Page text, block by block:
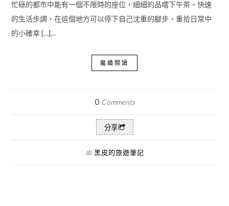
忙碌的都市中能有一個不限時的座位，細細的品嚐下午茶。快速
的生活步調，在這個地方可以停下自己沈重的腳步，重拾日常中
的小確幸 […]…
繼續閱讀
0 Comments
分享
由 黑皮的旅遊筆記